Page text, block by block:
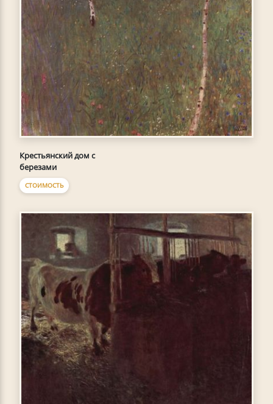
Крестьянский дом с
березами
СТОИМОСТЬ